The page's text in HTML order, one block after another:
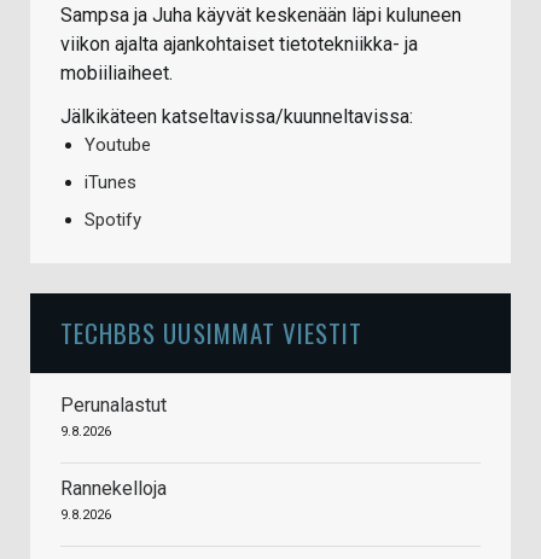
Sampsa ja Juha käyvät keskenään läpi kuluneen
viikon ajalta ajankohtaiset tietotekniikka- ja
mobiiliaiheet.
Jälkikäteen katseltavissa/kuunneltavissa:
Youtube
iTunes
Spotify
TECHBBS UUSIMMAT VIESTIT
Perunalastut
9.8.2026
Rannekelloja
9.8.2026